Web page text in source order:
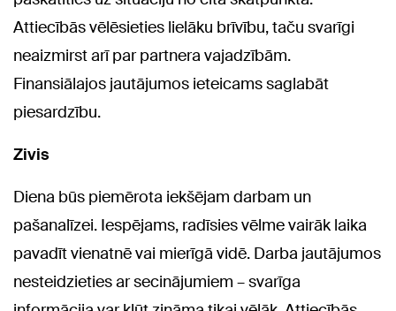
Attiecībās vēlēsieties lielāku brīvību, taču svarīgi
neaizmirst arī par partnera vajadzībām.
Finansiālajos jautājumos ieteicams saglabāt
piesardzību.
Zivis
Diena būs piemērota iekšējam darbam un
pašanalīzei. Iespējams, radīsies vēlme vairāk laika
pavadīt vienatnē vai mierīgā vidē. Darba jautājumos
nesteidzieties ar secinājumiem – svarīga